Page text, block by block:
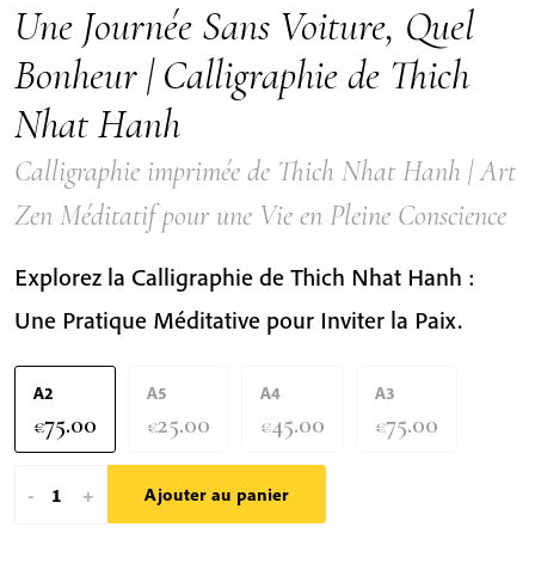
Une Journée Sans Voiture, Quel
Bonheur | Calligraphie de Thich
Nhat Hanh
Calligraphie imprimée de Thich Nhat Hanh | Art
Zen Méditatif pour une Vie en Pleine Conscience
Explorez la Calligraphie de Thich Nhat Hanh :
Une Pratique Méditative pour Inviter la Paix.
A2
€75.00
A5
€25.00
A4
€45.00
A3
€75.00
-
quantité+ Ajouter au panier